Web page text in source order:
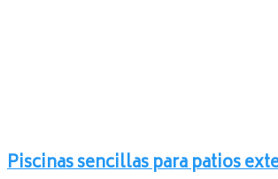
Piscinas sencillas para patios